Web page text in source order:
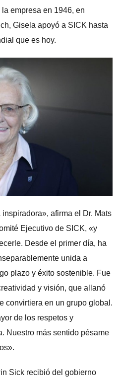
empresa en 1946, en
Gisela apoyó a SICK hasta
que es hoy.
afirma el Dr. Mats
Ejecutivo de SICK, «y
Desde el primer día, ha
unida a
plazo y éxito sostenible. Fue
y visión, que allanó
convirtiera en un grupo global.
de los respetos y
Nuestro más sentido pésame
Sick recibió del gobierno